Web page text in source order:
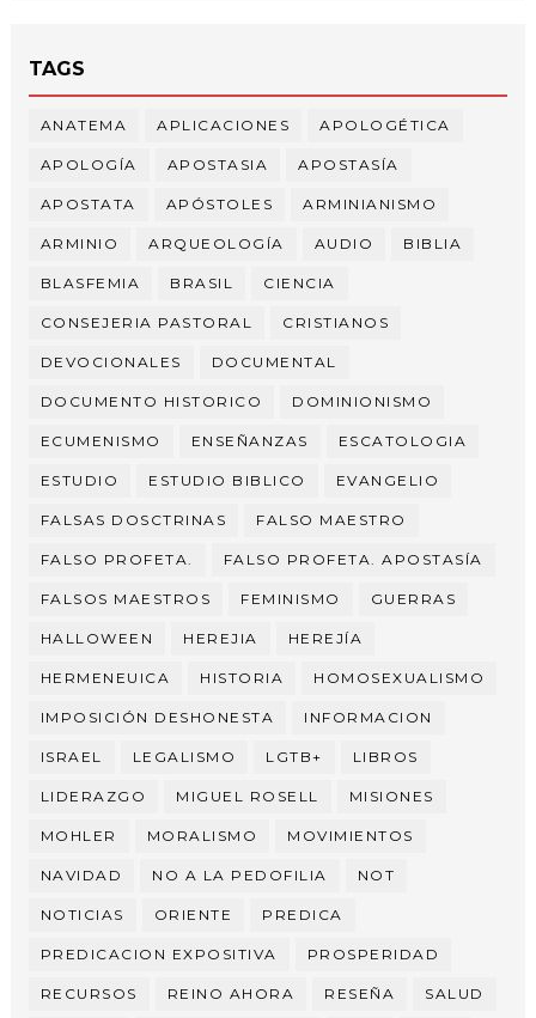
TAGS
ANATEMA APLICACIONES APOLOGÉTICA
APOLOGÍA APOSTASIA APOSTASÍA
APOSTATA APÓSTOLES ARMINIANISMO
ARMINIO ARQUEOLOGÍA AUDIO BIBLIA
BLASFEMIA BRASIL CIENCIA
CONSEJERIA PASTORAL CRISTIANOS
DEVOCIONALES DOCUMENTAL
DOCUMENTO HISTORICO DOMINIONISMO
ECUMENISMO ENSEÑANZAS ESCATOLOGIA
ESTUDIO ESTUDIO BIBLICO EVANGELIO
FALSAS DOSCTRINAS FALSO MAESTRO
FALSO PROFETA. FALSO PROFETA. APOSTASÍA
FALSOS MAESTROS FEMINISMO GUERRAS
HALLOWEEN HEREJIA HEREJÍA
HERMENEUICA HISTORIA HOMOSEXUALISMO
IMPOSICIÓN DESHONESTA INFORMACION
ISRAEL LEGALISMO LGTB+ LIBROS
LIDERAZGO MIGUEL ROSELL MISIONES
MOHLER MORALISMO MOVIMIENTOS
NAVIDAD NO A LA PEDOFILIA NOT
NOTICIAS ORIENTE PREDICA
PREDICACION EXPOSITIVA PROSPERIDAD
RECURSOS REINO AHORA RESEÑA SALUD